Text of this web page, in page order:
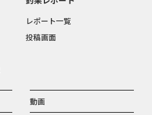
動画
レポート一覧
投稿画面